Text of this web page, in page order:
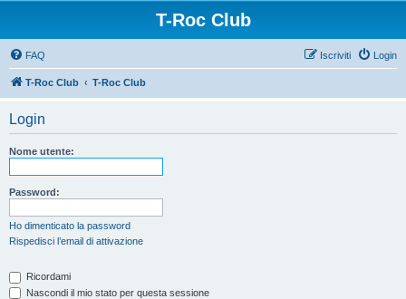
T-Roc Club
FAQ Login
Iscriviti
T-Roc Club T-Roc Club
Login
Nome utente:
Password:
Ho dimenticato la password
Rispedisci l’email di attivazione
Ricordami
Nascondi il mio stato per questa sessione